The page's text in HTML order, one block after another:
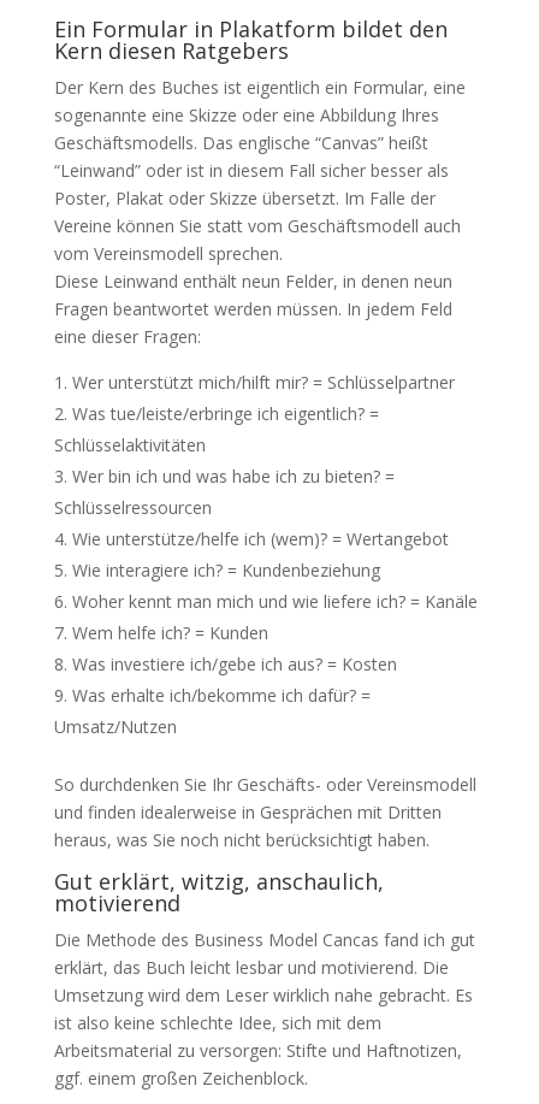
Ein Formular in Plakatform bildet den
Kern diesen Ratgebers
Der Kern des Buches ist eigentlich ein Formular, eine
sogenannte eine Skizze oder eine Abbildung Ihres
Geschäftsmodells. Das englische “Canvas” heißt
“Leinwand” oder ist in diesem Fall sicher besser als
Poster, Plakat oder Skizze übersetzt. Im Falle der
Vereine können Sie statt vom Geschäftsmodell auch
vom Vereinsmodell sprechen.
Diese Leinwand enthält neun Felder, in denen neun
Fragen beantwortet werden müssen. In jedem Feld
eine dieser Fragen:
Wer unterstützt mich/hilft mir? = Schlüsselpartner
Was tue/leiste/erbringe ich eigentlich? =
Schlüsselaktivitäten
Wer bin ich und was habe ich zu bieten? =
Schlüsselressourcen
Wie unterstütze/helfe ich (wem)? = Wertangebot
Wie interagiere ich? = Kundenbeziehung
Woher kennt man mich und wie liefere ich? = Kanäle
Wem helfe ich? = Kunden
Was investiere ich/gebe ich aus? = Kosten
Was erhalte ich/bekomme ich dafür? =
Umsatz/Nutzen
So durchdenken Sie Ihr Geschäfts- oder Vereinsmodell
und finden idealerweise in Gesprächen mit Dritten
heraus, was Sie noch nicht berücksichtigt haben.
Gut erklärt, witzig, anschaulich,
motivierend
Die Methode des Business Model Cancas fand ich gut
erklärt, das Buch leicht lesbar und motivierend. Die
Umsetzung wird dem Leser wirklich nahe gebracht. Es
ist also keine schlechte Idee, sich mit dem
Arbeitsmaterial zu versorgen: Stifte und Haftnotizen,
ggf. einem großen Zeichenblock.